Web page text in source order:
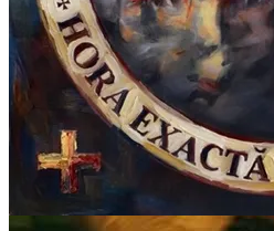
Vezi pagina artistului
Videoclipuri